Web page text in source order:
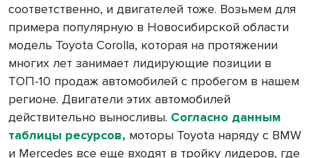
соответственно, и двигателей тоже. Возьмем для
примера популярную в Новосибирской области
модель Toyota Corolla, которая на протяжении
многих лет занимает лидирующие позиции в
ТОП-10 продаж автомобилей с пробегом в нашем
регионе. Двигатели этих автомобилей
действительно выносливы. Согласно данным
таблицы ресурсов, моторы Toyota наряду с BMW
и Mercedes все еще входят в тройку лидеров, где